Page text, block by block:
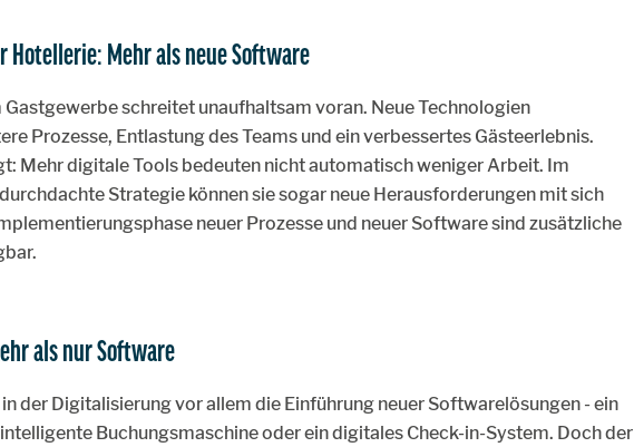
Hotellerie: Mehr als neue Software
schreitet unaufhaltsam voran. Neue Technologien
Prozesse, Entlastung des Teams und ein verbessertes Gästeerlebnis.
Mehr digitale Tools bedeuten nicht automatisch weniger Arbeit. Im
Strategie können sie sogar neue Herausforderungen mit sich
neuer Prozesse und neuer Software sind zusätzliche
als nur Software
der Digitalisierung vor allem die Einführung neuer Softwarelösungen - ein
Buchungsmaschine oder ein digitales Check-in-System. Doch der